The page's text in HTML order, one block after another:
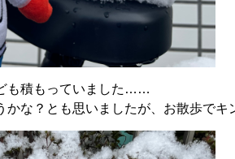
も積もっていました……
かな？とも思いましたが、お散歩で